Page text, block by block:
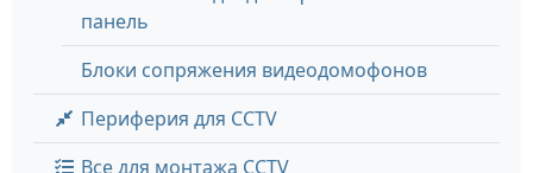
панель
Блоки сопряжения видеодомофонов
Периферия для CCTV
Все для монтажа CCTV